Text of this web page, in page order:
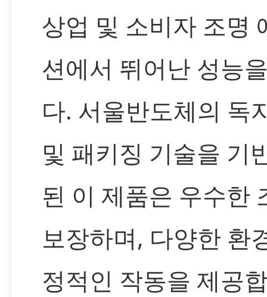
상업 및 소비자 조명
션에서 뛰어난 성능
다. 서울반도체의 독
및 패키징 기술을 기
된 이 제품은 우수한
보장하며, 다양한 환
정적인 작동을 제공